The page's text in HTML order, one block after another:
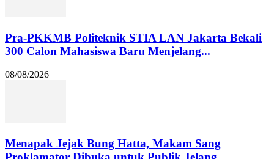
Pra-PKKMB Politeknik STIA LAN Jakarta Bekali
300 Calon Mahasiswa Baru Menjelang...
08/08/2026
Menapak Jejak Bung Hatta, Makam Sang